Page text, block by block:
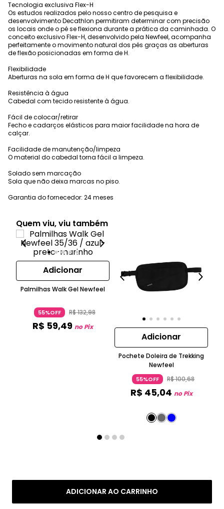
ADICIONAR AO CARRINHO
Tecnologia exclusiva Flex-H
Os estudos realizados pelo nosso centro de pesquisa e
desenvolvimento Decathlon permitiram determinar com precisão
os locais onde o pé se flexiona durante a prática da caminhada. O
conceito exclusivo Flex-H, desenvolvido pela Newfeel, acompanha
perfeitamente o movimento natural dos pés graças as aberturas
de flexão posicionadas em forma de H.
Flexibilidade
Aberturas na sola em forma de H que favorecem a flexibilidade.
Resistência à água
Cabedal com tecido resistente à água.
Fácil de colocar/retirar
Fecho e cadarços elásticos para maior facilidade na hora de
calçar.
Facilidade de manutenção/limpeza
O material do cabedal torna fácil a limpeza.
Solado sem marcação
Sola que não deixa marcas no piso.
Garantia do fornecedor: 24 meses
Quem viu, viu também
Adicionar
Palmilhas Walk Gel Newfeel
55%OFF R$132,98
R$ 59,49 no Pix
Adicionar
Pochete Doleira de Trekking
Newfeel
55%OFF R$100,68
R$ 45,04 no Pix